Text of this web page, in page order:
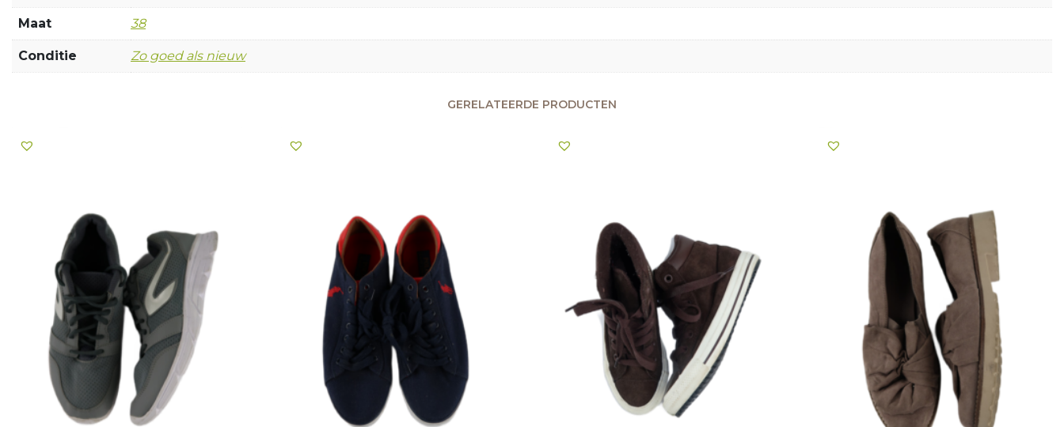
Maat 38
Conditie Zo goed als nieuw
GERELATEERDE PRODUCTEN